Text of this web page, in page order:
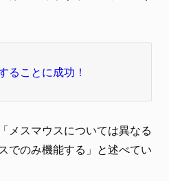
ることに成功！
メスマウスについては異なる
でのみ機能する」と述べてい